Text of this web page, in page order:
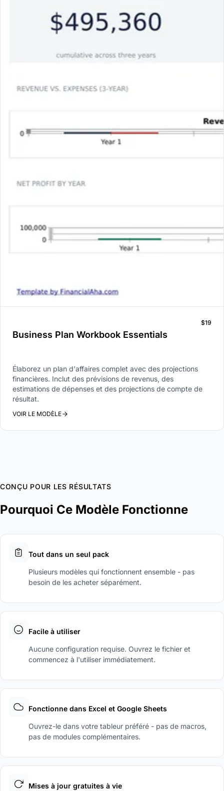
Business Plan Workbook Essentials
$19
Élaborez un plan d'affaires complet avec des projections
financières. Inclut des prévisions de revenus, des
estimations de dépenses et des projections de compte de
résultat.
VOIR LE MODÈLE
CONÇU POUR LES RÉSULTATS
Pourquoi Ce Modèle Fonctionne
Tout dans un seul pack
Plusieurs modèles qui fonctionnent ensemble - pas
besoin de les acheter séparément.
Facile à utiliser
Aucune configuration requise. Ouvrez le fichier et
commencez à l'utiliser immédiatement.
Fonctionne dans Excel et Google Sheets
Ouvrez-le dans votre tableur préféré - pas de macros,
pas de modules complémentaires.
Mises à jour gratuites à vie